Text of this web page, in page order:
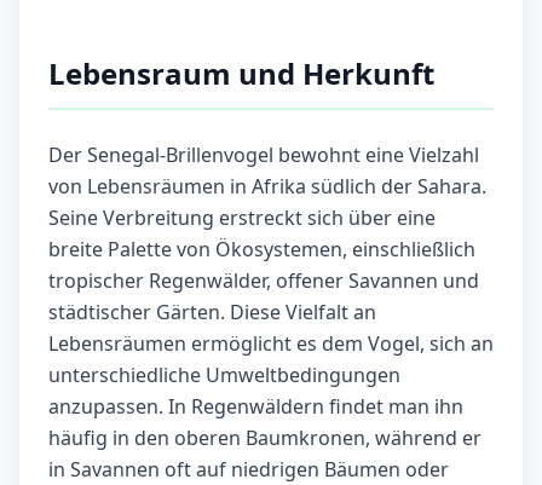
Lebensraum und Herkunft
Der Senegal-Brillenvogel bewohnt eine Vielzahl
von Lebensräumen in Afrika südlich der Sahara.
Seine Verbreitung erstreckt sich über eine
breite Palette von Ökosystemen, einschließlich
tropischer Regenwälder, offener Savannen und
städtischer Gärten. Diese Vielfalt an
Lebensräumen ermöglicht es dem Vogel, sich an
unterschiedliche Umweltbedingungen
anzupassen. In Regenwäldern findet man ihn
häufig in den oberen Baumkronen, während er
in Savannen oft auf niedrigen Bäumen oder